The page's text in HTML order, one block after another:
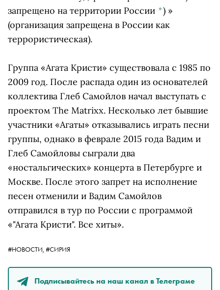
запрещено на территории России *) »
(организация запрещена в России как
террористическая).
Группа «Агата Кристи» существовала с 1985 по
2009 год. После распада один из основателей
коллектива Глеб Самойлов начал выступать с
проектом The Matrixx. Несколько лет бывшие
участники «Агаты» отказывались играть песни
группы, однако в феврале 2015 года Вадим и
Глеб Самойловы сыграли два
«ностальгических» концерта в Петербурге и
Москве. После этого запрет на исполнение
песен отменили и Вадим Самойлов
отправился в тур по России с программой
«"Агата Кристи". Все хиты».
#НОВОСТИ, #СИРИЯ
Подписывайтесь на наш канал в Телеграме